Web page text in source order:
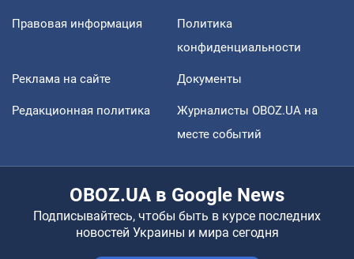
Правовая информация
Политика
конфиденциальности
Реклама на сайте Документы
Редакционная политика
Журналисты OBOZ.UA на
месте событий
OBOZ.UA в Google News
Подписывайтесь, чтобы быть в курсе последних
новостей Украины и мира сегодня